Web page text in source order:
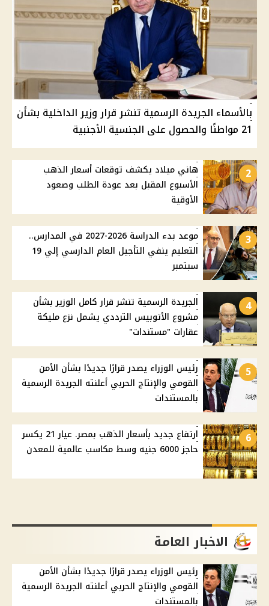
بالأسماء الجريدة الرسمية تنشر قرار وزير الداخلية بشأن
21 مواطنًا والحصول على الجنسية الأجنبية
2
هاني ميلاد يكشف توقعات أسعار الذهب
الأسبوع المقبل بعد عودة الطلب وصعود
الأوقية
3
موعد بدء الدراسة 2026-2027 في المدارس..
التعليم ينفي التأجيل العام الدارسي إلي 19
سبتمبر
4
الجريدة الرسمية تنشر قرار كامل الوزير بشأن
مشروع الأتوبيس الترددي يشمل نزع مليكة
عقارات "مستندات"
5
رئيس الوزراء يصدر قرارًا جديدًا بشأن الأمن
القومي والإنتاج الحربي أعلنته الجريدة الرسمية
بالمستندات
6
ارتفاع جديد بأسعار الذهب بمصر. عيار 21 يكسر
حاجز 6000 جنيه وسط مكاسب عالمية للمعدن
الاخبار العامة
رئيس الوزراء يصدر قرارًا جديدًا بشأن الأمن
القومي والإنتاج الحربي أعلنته الجريدة الرسمية
بالمستندات